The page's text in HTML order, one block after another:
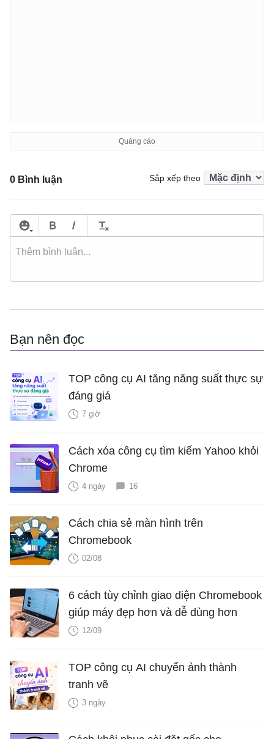
0 Bình luận Sắp xếp theo
Bạn nên đọc
TOP công cụ AI tăng năng suất thực sự
đáng giá
7 giờ
Cách xóa công cụ tìm kiếm Yahoo khỏi
Chrome
4 ngày 16
Cách chia sẻ màn hình trên
Chromebook
02/08
6 cách tùy chỉnh giao diện Chromebook
giúp máy đẹp hơn và dễ dùng hơn
12/09
TOP công cụ AI chuyển ảnh thành
tranh vẽ
3 ngày